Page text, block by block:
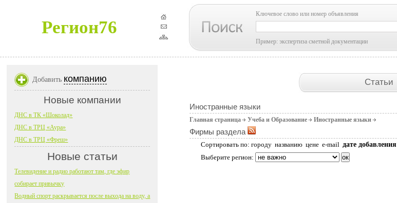
Регион76
Ключевое слово или номер объявления
Пример: экспертиза сметной документации
Статьи
Иностранные языки
Главная страница Учеба и Образование Иностранные языки
Фирмы раздела
Сортировать по: городу названию цене e-mail дате добавления
Выберите регион:
Добавить компанию
Новые компании
ДНС в ТК «Шоколад»
ДНС в ТРЦ «Аура»
ДНС в ТРЦ «Фреш»
Новые статьи
Телевидение и радио работают там, где эфир
собирает привычку
Водный спорт раскрывается после выхода на воду, а